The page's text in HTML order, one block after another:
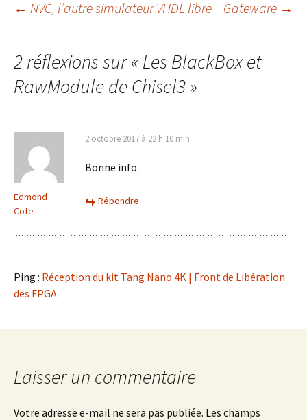
Navigation
des
articles
← NVC, l’autre simulateur VHDL libre Gateware →
2 réflexions sur « Les BlackBox et
RawModule de Chisel3»
Edmond
Cote
2 octobre 2017 à 22 h 10 min
Bonne info.
Répondre
Ping : Réception du kit Tang Nano 4K | Front de Libération
des FPGA
Laisser un commentaire
Votre adresse e-mail ne sera pas publiée. Les champs